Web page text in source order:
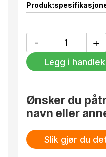
Design av Clara von
-
lyslykt
63mm
antall
+
Legg i
Ønsker du
navn eller
Slik gjør du det